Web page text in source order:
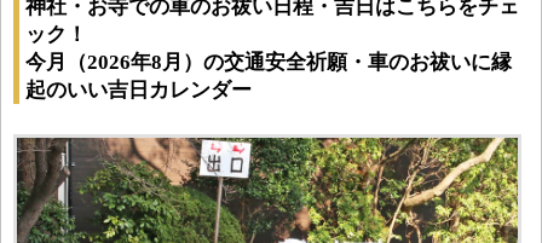
神社・お寺での車のお祓い日程・吉日はこちらをチェ
ック！
今月（2026年8月）の交通安全祈願・車のお祓いに縁
起のいい吉日カレンダー